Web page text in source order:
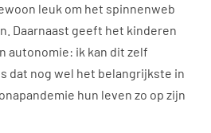
leuk om het spinnenweb
Daarnaast geeft het kinderen
autonomie: ik kan dit zelf
dat nog wel het belangrijkste in
hun leven zo op zijn